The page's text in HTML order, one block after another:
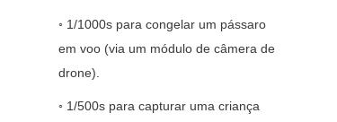
◦ 1/1000s para congelar um pássaro
em voo (via um módulo de câmera de
drone).
◦ 1/500s para capturar uma criança